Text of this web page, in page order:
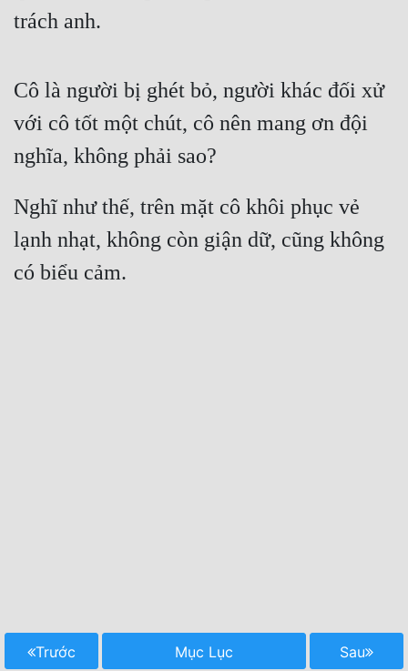
trách anh.
Cô là người bị ghét bỏ, người khác đối xử
với cô tốt một chút, cô nên mang ơn đội
nghĩa, không phải sao?
Nghĩ như thế, trên mặt cô khôi phục vẻ
lạnh nhạt, không còn giận dữ, cũng không
có biểu cảm.
Trước Mục Lục Sau